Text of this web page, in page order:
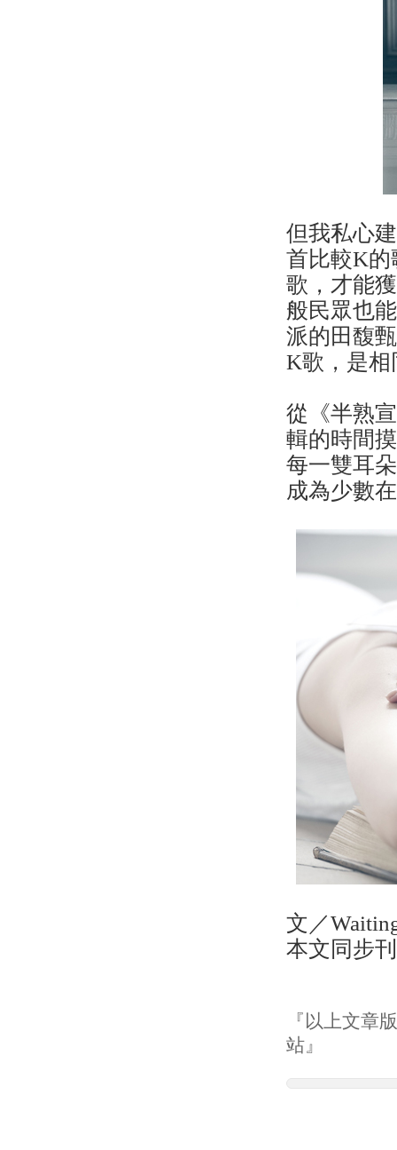
但我私心
首比較K的
歌，才能
般民眾也
派的田馥
K歌，是
從《半熟
輯的時間
每一雙耳
成為少數
文／
本文同步
『以上文章
站』